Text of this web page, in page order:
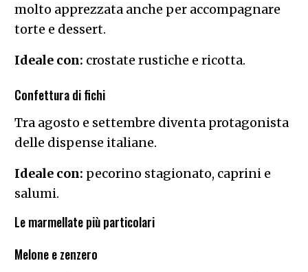
molto apprezzata anche per accompagnare
torte e dessert.
Ideale con: crostate rustiche e ricotta.
Confettura di fichi
Tra agosto e settembre diventa protagonista
delle dispense italiane.
Ideale con: pecorino stagionato, caprini e
salumi.
Le marmellate più particolari
Melone e zenzero